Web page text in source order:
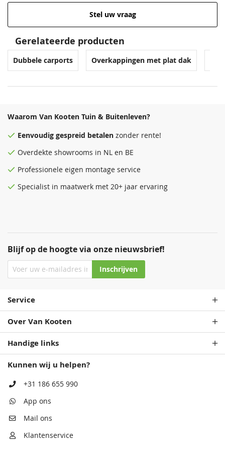
Stel uw vraag
Gerelateerde producten
Dubbele carports Overkappingen met plat dak
Blijf op de hoogte via onze nieuwsbrief!
Inschrijven
Waarom Van Kooten Tuin & Buitenleven?
Eenvoudig gespreid betalen zonder rente!
Overdekte showrooms in NL en BE
Professionele eigen montage service
Specialist in maatwerk met 20+ jaar ervaring
Service
Over Van Kooten
Handige links
Kunnen wij u helpen?
+31 186 655 990
App ons
Mail ons
Klantenservice